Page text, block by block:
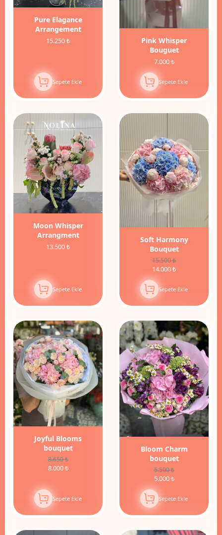
Pure Elagance
Arrangement
15.250 ₺
Sepete Ekle
Pink Whisper
Bouguet
7.000 ₺
Sepete Ekle
Moon Whisper
Arrangment
13.500 ₺
Sepete Ekle
Soft Harmony
Bouquet
15.500 ₺
14.000 ₺
Sepete Ekle
8%
İndirim
Joyful Blooms
bouquet
8.650 ₺
8.000 ₺
Sepete Ekle
Bloom Charm
bouquet
5.500 ₺
5.000 ₺
Sepete Ekle